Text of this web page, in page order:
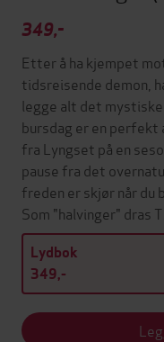
349,-
Etter å ha kjempet
tidsreisende demon,
legge alt det
bursdag er en perfekt
fra Lyngset på en
pause fra det
freden er skjør når du
Som "halvinger" dras
Lydbok
349,-